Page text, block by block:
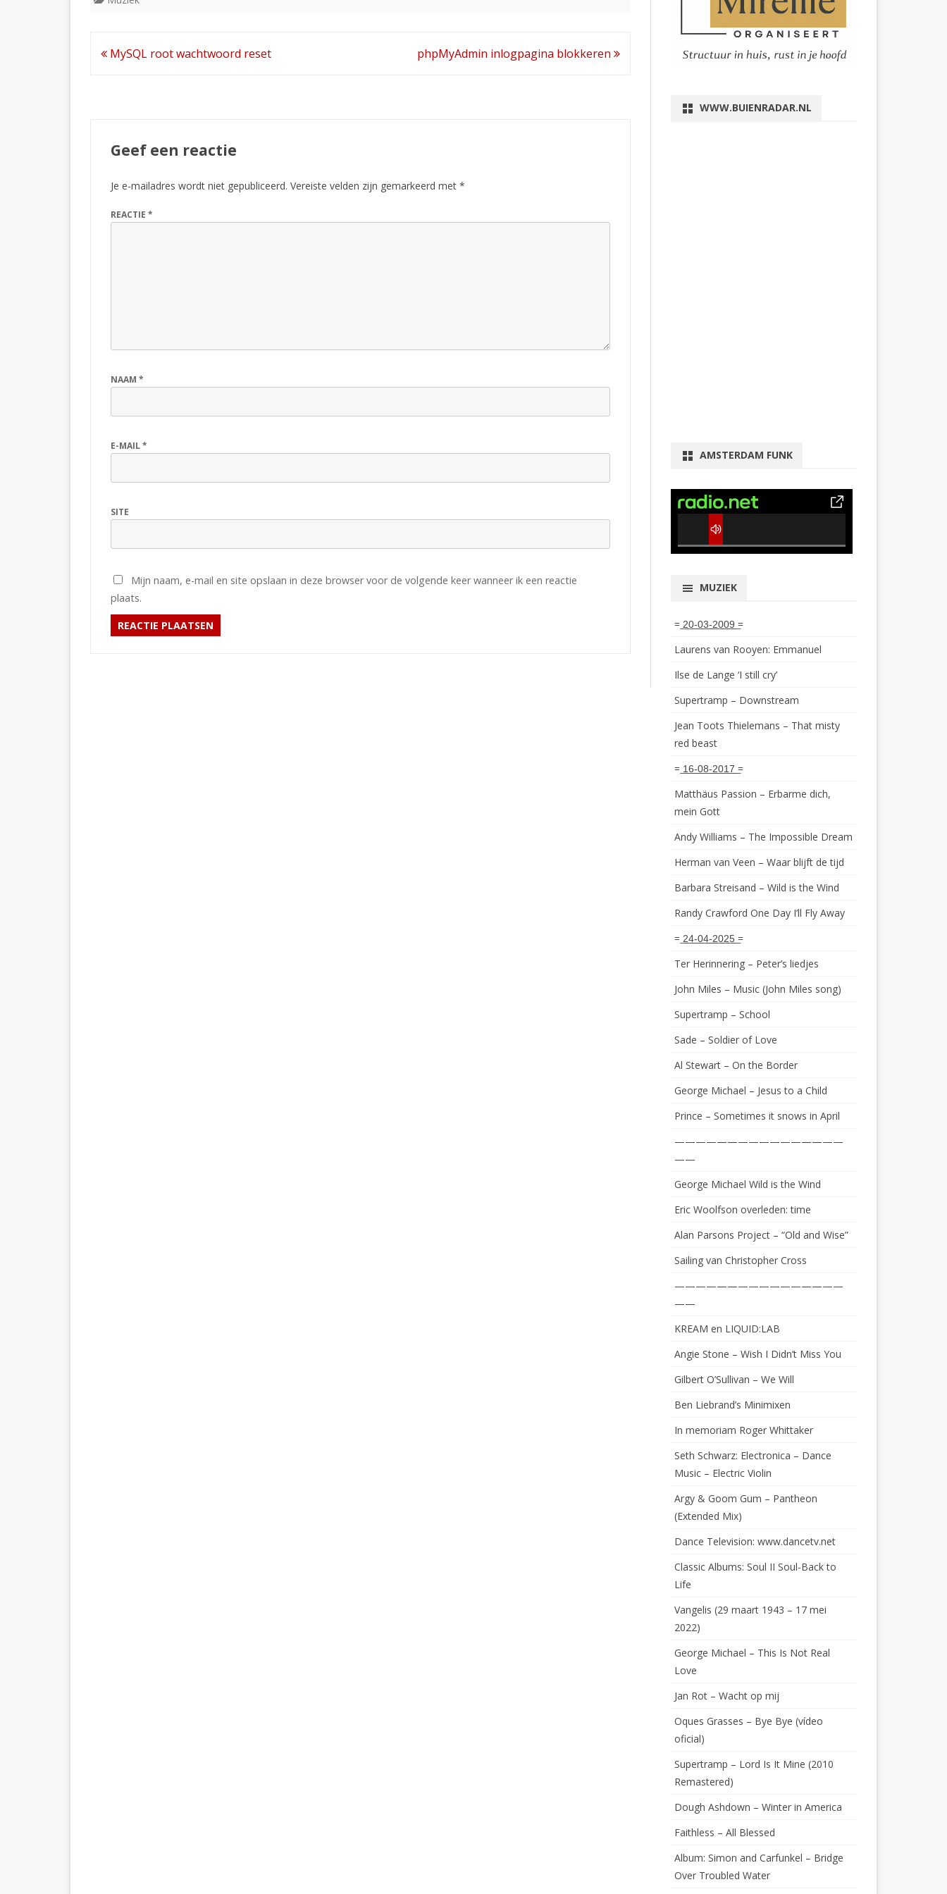
Bericht
MySQL root wachtwoord reset phpMyAdmin inlogpagina blokkeren
Geef een reactie
Je e-mailadres wordt niet gepubliceerd. Vereiste velden zijn gemarkeerd met *
REACTIE *
NAAM *
E-MAIL*
SITE
Mijn naam, e-mail en site opslaan in deze browser voor de volgende keer wanneer ik een reactie
plaats.
WWW.BUIENRADAR.NL
AMSTERDAM FUNK
0% Complete
MUZIEK
= ͟2͟0͟-͟0͟3͟-͟2͟0͟0͟9͟ =
Laurens van Rooyen: Emmanuel
Ilse de Lange ‘I still cry’
Supertramp – Downstream
Jean Toots Thielemans – That misty
red beast
= ͟1͟6͟-͟0͟8͟-͟2͟0͟1͟7͟ =
Matthäus Passion – Erbarme dich,
mein Gott
Andy Williams – The Impossible Dream
Herman van Veen – Waar blijft de tijd
Barbara Streisand – Wild is the Wind
Randy Crawford One Day I’ll Fly Away
= ͟2͟4͟-͟0͟4͟-͟2͟0͟2͟5͟ =
Ter Herinnering – Peter’s liedjes
John Miles – Music (John Miles song)
Supertramp – School
Sade – Soldier of Love
Al Stewart – On the Border
George Michael – Jesus to a Child
Prince – Sometimes it snows in April
————————————————
——
George Michael Wild is the Wind
Eric Woolfson overleden: time
Alan Parsons Project – “Old and Wise”
Sailing van Christopher Cross
————————————————
——
KREAM en LIQUID:LAB
Angie Stone – Wish I Didn’t Miss You
Gilbert O’Sullivan – We Will
Ben Liebrand’s Minimixen
In memoriam Roger Whittaker
Seth Schwarz: Electronica – Dance
Music – Electric Violin
Argy & Goom Gum – Pantheon
(Extended Mix)
Dance Television: www.dancetv.net
Classic Albums: Soul II Soul-Back to
Life
Vangelis (29 maart 1943 – 17 mei
2022)
George Michael – This Is Not Real
Love
Jan Rot – Wacht op mij
Oques Grasses – Bye Bye (vídeo
oficial)
Supertramp – Lord Is It Mine (2010
Remastered)
Dough Ashdown – Winter in America
Faithless – All Blessed
Album: Simon and Carfunkel – Bridge
Over Troubled Water